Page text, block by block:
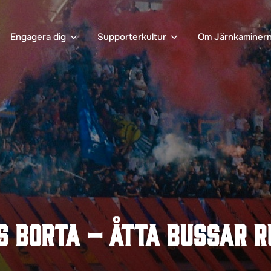
Engagera dig Supporterkultur Om
borta – åtta bussar